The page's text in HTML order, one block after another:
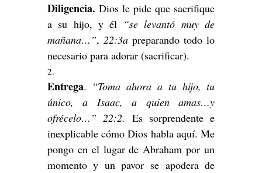
Diligencia. Dios le pide que sacrifique
a su hijo, y él “se levantó muy de
mañana…”, 22:3apreparando todo lo
necesario para adorar (sacrificar).
Entrega. “Toma ahora a tu hijo, tu
único, a Isaac, a quien amas…y
ofrécelo…” 22:2. Es sorprendente e
inexplicable cómo Dios habla aquí. Me
pongo en el lugar de Abraham por un
momento y un pavor se apodera de